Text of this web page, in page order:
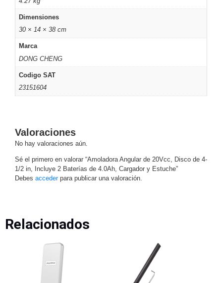
Analógicas
TVI / AHD
/ CVI
Drones,
Robots e
Industrial
Cámaras
de
ParedBateríasFuentes
de
AlimentaciónFuentes
de
Respaldo
Inyectores
PoEPDUPlantas
de
PoE
de Largo
UPS
Dimensiones
30 × 14 × 38 cm
Marca
DONG CHENG
Codigo SAT
23151604
Valoraciones
No hay valoraciones aún.
Sé el primero en valorar “Amoladora Angular de 20Vcc, Disco de 4-
1/2 in, Incluye 2 Baterías de 4.0Ah, Cargador y Estuche”
Debes accederpara publicar una valoración.
Relacionados